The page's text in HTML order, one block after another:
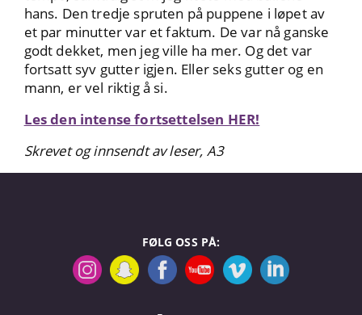
hans. Den tredje spruten på puppene i løpet av
et par minutter var et faktum. De var nå ganske
godt dekket, men jeg ville ha mer. Og det var
fortsatt syv gutter igjen. Eller seks gutter og en
mann, er vel riktig å si.
Les den intense fortsettelsen HER!
Skrevet og innsendt av leser, A3
FØLG OSS PÅ: